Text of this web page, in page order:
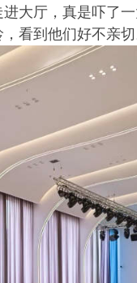
大厅，真是吓了
看到他们好不亲